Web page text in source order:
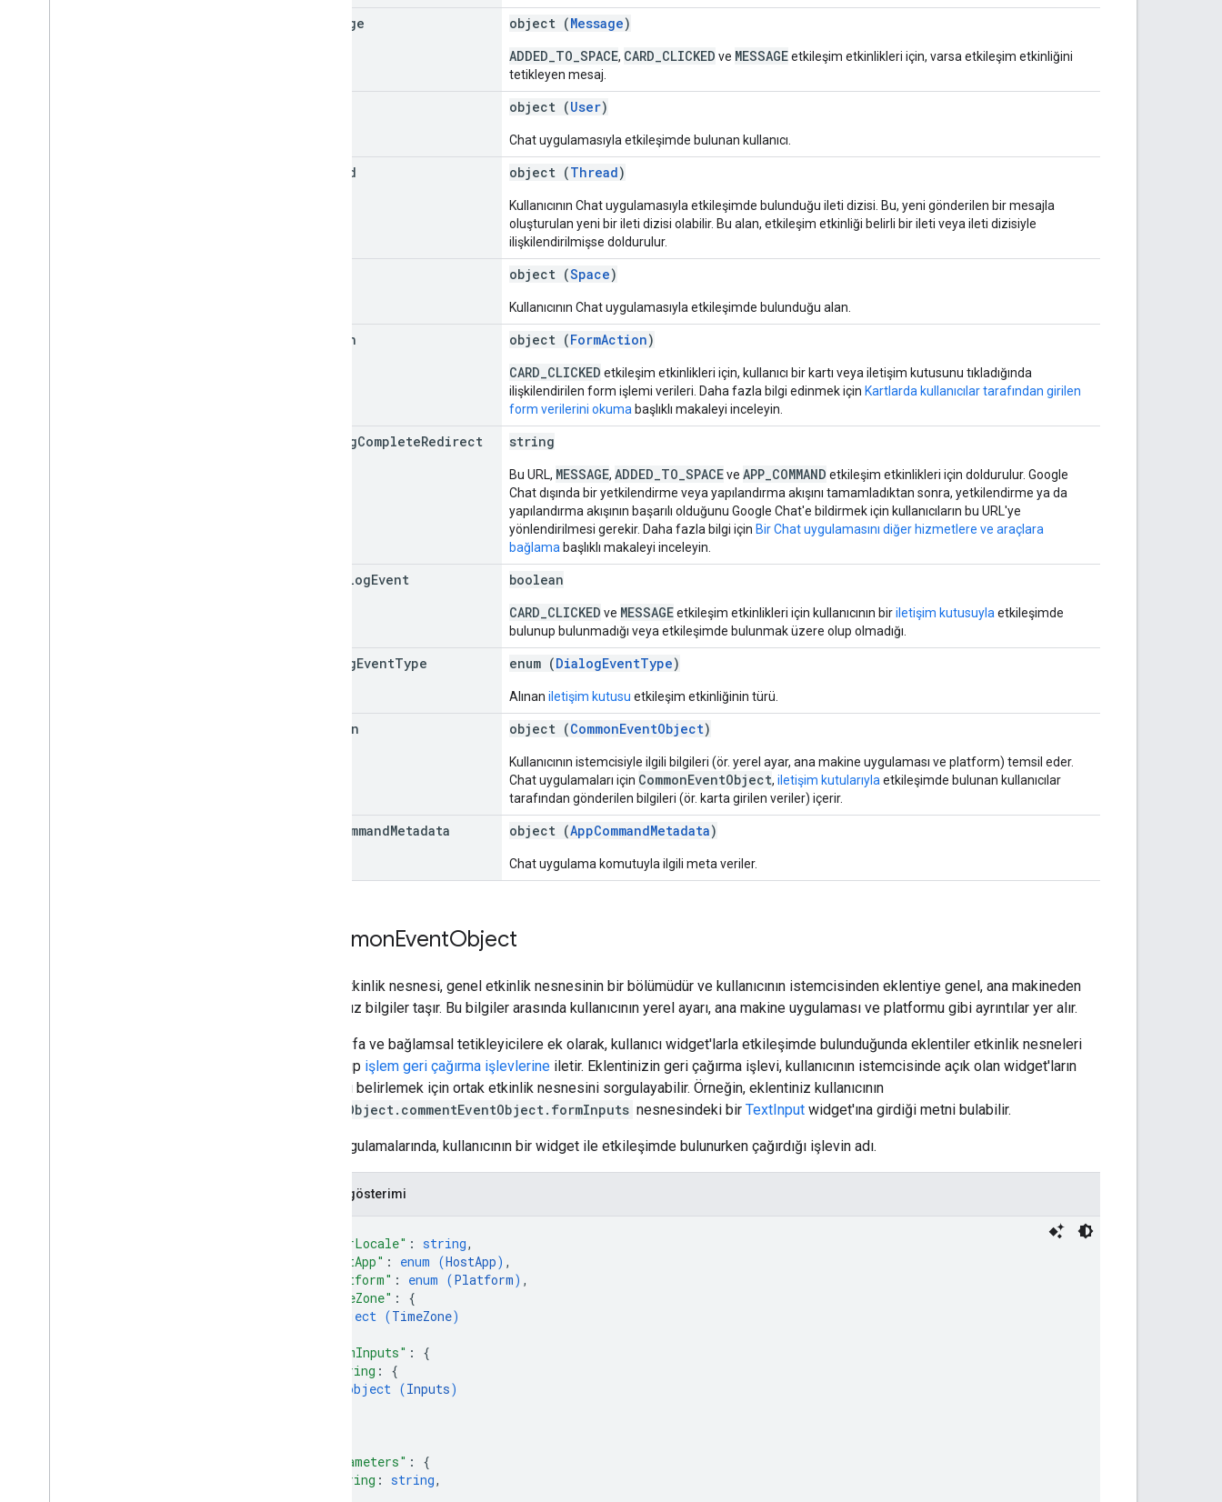
message object (Message)
ADDED_TO_SPACE, CARD_CLICKED ve MESSAGEetkileşim etkinlikleri için, varsa etkileşim etkinliğini
tetikleyen mesaj.
object (User)
Chat uygulamasıyla etkileşimde bulunan kullanıcı.
thread object (Thread)
Kullanıcının Chat uygulamasıyla etkileşimde bulunduğu ileti dizisi. Bu, yeni gönderilen bir mesajla
oluşturulan yeni bir ileti dizisi olabilir. Bu alan, etkileşim etkinliği belirli bir ileti veya ileti dizisiyle
ilişkilendirilmişse doldurulur.
object (Space)
Kullanıcının Chat uygulamasıyla etkileşimde bulunduğu alan.
action object (FormAction)
CARD_CLICKED etkileşim etkinlikleri için, kullanıcı bir kartı veya iletişim kutusunu tıkladığında
ilişkilendirilen form işlemi verileri. Daha fazla bilgi edinmek için Kartlarda kullanıcılar tarafından girilen
form verilerini okuma başlıklı makaleyi inceleyin.
configCompleteRedirect
string
Bu URL, MESSAGE, ADDED_TO_SPACEve APP_COMMAND etkileşim etkinlikleri için doldurulur. Google
Chat dışında bir yetkilendirme veya yapılandırma akışını tamamladıktan sonra, yetkilendirme ya da
yapılandırma akışının başarılı olduğunu Google Chat'e bildirmek için kullanıcıların bu URL'ye
yönlendirilmesi gerekir. Daha fazla bilgi için Bir Chat uygulamasını diğer hizmetlere ve araçlara
bağlama başlıklı makaleyi inceleyin.
DialogEvent
boolean
CARD_CLICKED ve MESSAGEetkileşim etkinlikleri için kullanıcının biriletişim kutusuyla etkileşimde
bulunup bulunmadığı veya etkileşimde bulunmak üzere olup olmadığı.
dialogEventType enum (DialogEventType)
Alınan iletişim kutusu etkileşim etkinliğinin türü.
common object (CommonEventObject)
Kullanıcının istemcisiyle ilgili bilgileri (ör. yerel ayar, ana makine uygulaması ve platform) temsil eder.
Chat uygulamaları için CommonEventObject, iletişim kutularıyla etkileşimde bulunan kullanıcılar
tarafından gönderilen bilgileri (ör. karta girilen veriler) içerir.
CommandMetadata object (AppCommandMetadata)
Chat uygulama komutuyla ilgili meta veriler.
CommonEventObject
Ortak etkinlik nesnesi, genel etkinlik nesnesinin bir bölümüdür ve kullanıcının istemcisinden eklentiye genel, ana makineden
bağımsız bilgiler taşır. Bu bilgiler arasında kullanıcının yerel ayarı, ana makine uygulaması ve platformu gibi ayrıntılar yer alır.
Ana sayfa ve bağlamsal tetikleyicilere ek olarak, kullanıcı widget'larla etkileşimde bulunduğunda eklentiler etkinlik nesneleri
oluşturup işlem geri çağırma işlevlerine iletir. Eklentinizin geri çağırma işlevi, kullanıcının istemcisinde açık olan widget'ların
içeriğini belirlemek için ortak etkinlik nesnesini sorgulayabilir. Örneğin, eklentiniz kullanıcının
eventObject.commentEventObject.formInputs nesnesindeki bir TextInput widget'ına girdiği metni bulabilir.
Chat uygulamalarında, kullanıcının bir widget ile etkileşimde bulunurken çağırdığı işlevin adı.
JSON gösterimi
"userLocale" : string,
"hostApp" : enum (HostApp) ,
"platform" : enum (Platform) ,
"timeZone" : {
object (TimeZone)
"formInputs" : {
string : {
object (Inputs)
"parameters" : {
string : string,